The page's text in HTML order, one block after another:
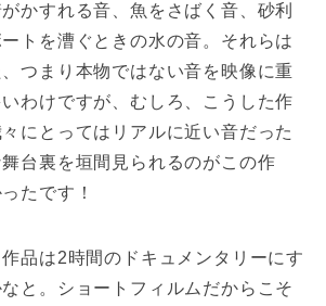
かすれる音、魚をさばく音、砂利
トを漕ぐときの水の音。それらは
つまり本物ではない音を映像に重
わけですが、むしろ、こうした作
にとってはリアルに近い音だった
台裏を垣間見られるのがこの作
たです！
品は2時間のドキュメンタリーにす
と。ショートフィルムだからこそ